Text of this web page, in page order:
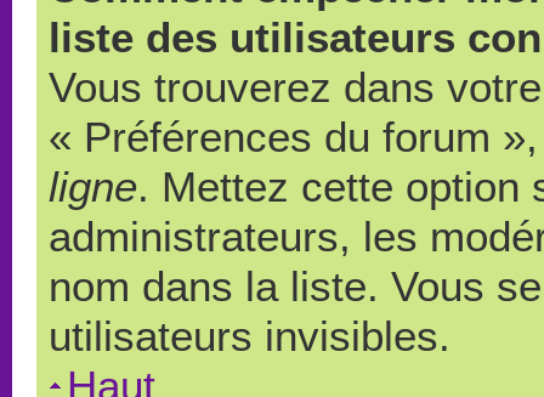
liste des utilisateurs
Vous trouverez dans
« Préférences du forum
ligne. Mettez cette option
administrateurs, les
nom dans la liste. Vous
utilisateurs invisibles.
Haut